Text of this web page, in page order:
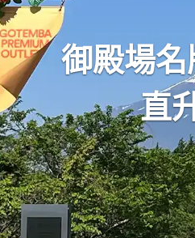
御殿場
直